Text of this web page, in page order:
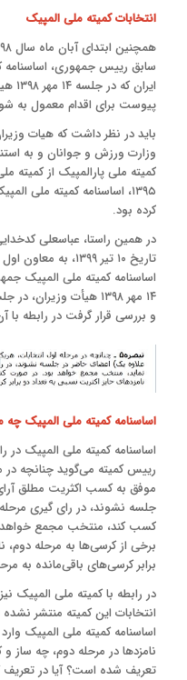
انتخابات کمیته ملی المپیک
سابق رییس جمهوری،
پیوست برای اقدام معمول به
کمیته ملی پارالمپیک از
۱۳۹۵، اساسنامه کمیته ملی
کرده بود.
در همین راستا، عباسعلی
تاریخ ۱۰ تیر
اساسنامه کمیته ملی المپیک
۱۴ مهر ۱۳۹۸ هیأت
و بررسی قرار گرفت در رابطه با
اساسنامه کمیته ملی المپیک چه
اساسنامه کمیته ملی المپیک در
رییس کمیته می‌گوید چنانچه در
موفق به کسب اکثریت مطلق
جلسه نشوند، در رای گیری
کسب کند، منتخب مجمع
برخی از کرسی‌ها به مرحله دوم،
برابر کرسی‌های باقی‌مانده به
در رابطه با کمیته ملی المپیک
اساسنامه کمیته ملی المپیک
نامزدها در مرحله دوم، چه ساز
تعریف شده است؟ آیا در